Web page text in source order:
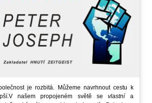
je rozbitá. Můžeme navrhnout cestu k
našem propojeném světě sevlastnía